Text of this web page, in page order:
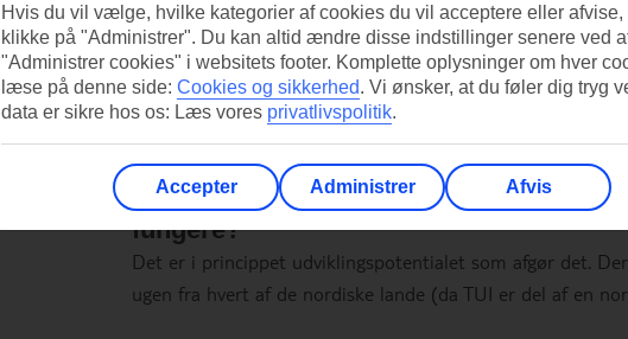
Er der en vis risiko ved at lancere et nyt
Den omfattende forberedelse minimerer risici. Andre
en mindre trafik, for at vurdere interessen i markedet.
destination, modsat at åbne et nyt rejsemål på en
Har I kriterier for hvor stor
fungere?
Det er i princippet udviklingspotentialet som afgør det.
ugen fra hvert af de nordiske lande (da TUI er del af en
Hvis du vil vælge, hvilke kategorier af cookies du vil acceptere eller afvise,
klikke på "Administrer". Du kan altid ændre disse indstillinger senere ved
"Administrer cookies" i websitets footer. Komplette oplysninger om hver
læse på denne side: Cookies og sikkerhed. Vi ønsker, at du føler dig tryg
data er sikre hos os: Læs vores privatlivspolitik.
Accepter Administrer Afvis